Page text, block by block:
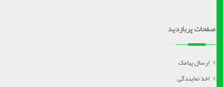
صفحات پربازدید
ارسال پیامک
اخذ نمایندگی